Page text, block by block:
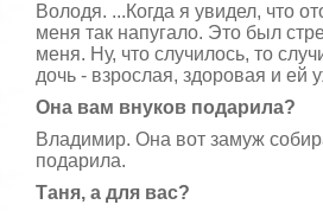
Володя. ...Когда я увидел, что
меня так напугало. Это был
меня. Ну, что случилось, то
дочь - взрослая, здоровая и ей
Она вам внуков подарила?
Владимир. Она вот замуж
подарила.
Таня, а для вас?